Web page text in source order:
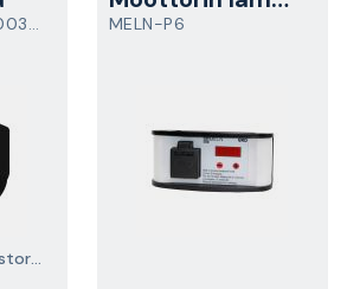
Entity Pro EPCSO00332SIGIO00332SIGI
2x22 kW, Type2-pistorasiat, 3x32 A, 400 V
MELN-P6